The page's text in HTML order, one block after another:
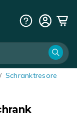
/ Schranktresore